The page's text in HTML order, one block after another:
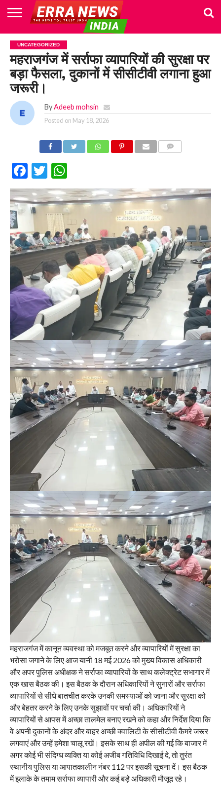
HOME
POLITICS
NEWS
BUSINESS
CULTURE
NATIONAL
SPORTS
LIFESTYLE
TRAVEL
OPINION
BREAKING
NEWS
ENTERTAINMENT
WORLD
CRIME
JOIN
US
UNCATEGORIZED
महराजगंज में सर्राफा व्यापारियों की सुरक्षा पर
बड़ा फैसला, दुकानों में सीसीटीवी लगाना हुआ
जरूरी।
By Adeeb mohsin
Posted on May 18, 2026
Facebook
Twitter
WhatsApp
महराजगंज में कानून व्यवस्था को मजबूत करने और व्यापारियों में सुरक्षा का
भरोसा जगाने के लिए आज यानी 18 मई 2026 को मुख्य विकास अधिकारी
और अपर पुलिस अधीक्षक ने सर्राफा व्यापारियों के साथ कलेक्ट्रेट सभागार में
एक खास बैठक की। इस बैठक के दौरान अधिकारियों ने सुनारों और सर्राफा
व्यापारियों से सीधे बातचीत करके उनकी समस्याओं को जाना और सुरक्षा को
और बेहतर करने के लिए उनके सुझावों पर चर्चा की। अधिकारियों ने
व्यापारियों से आपस में अच्छा तालमेल बनाए रखने को कहा और निर्देश दिया कि
वे अपनी दुकानों के अंदर और बाहर अच्छी क्वालिटी के सीसीटीवी कैमरे जरूर
लगवाएं और उन्हें हमेशा चालू रखें। इसके साथ ही अपील की गई कि बाजार में
अगर कोई भी संदिग्ध व्यक्ति या कोई अजीब गतिविधि दिखाई दे, तो तुरंत
स्थानीय पुलिस या आपातकालीन नंबर 112 पर इसकी सूचना दें। इस बैठक
में इलाके के तमाम सर्राफा व्यापारी और कई बड़े अधिकारी मौजूद रहे।